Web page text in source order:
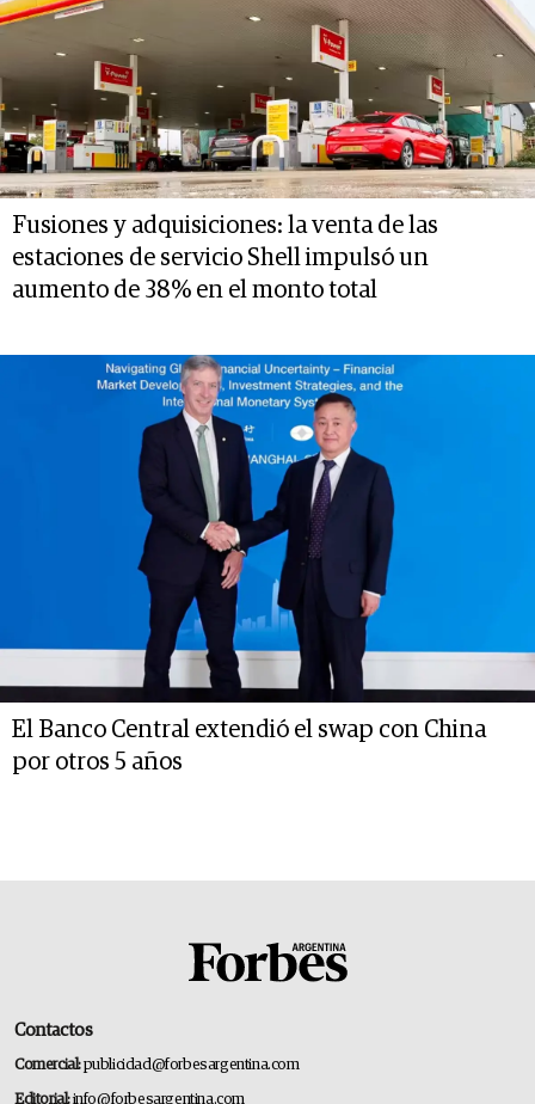
Fusiones y adquisiciones: la venta de las
estaciones de servicio Shell impulsó un
aumento de 38% en el monto total
El Banco Central extendió el swap con China
por otros 5 años
Contactos
Comercial:publicidad@forbesargentina.com
Editorial:info@forbesargentina.com